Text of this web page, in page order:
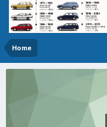
Home